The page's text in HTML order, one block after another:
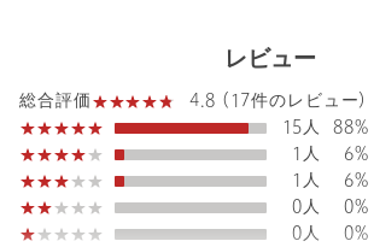
※WHITEとBLACKは同じプリントデザインを
============================
裏地：なし
伸縮：ややあり
透け感：なし
光沢感：なし
ケア方法：洗濯機洗い可
レビュー
総合評価
4.8 (17件のレビュー)
15人
88%
1人
6%
1人
6%
0人
0%
0人
0%